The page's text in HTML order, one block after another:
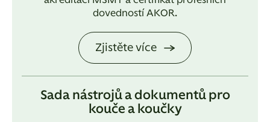
dovedností AKOR.
Zjistěte více
Sada nástrojů a dokumentů pro
kouče a koučky